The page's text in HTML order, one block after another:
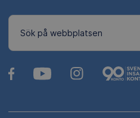
Sök på webbplatsen